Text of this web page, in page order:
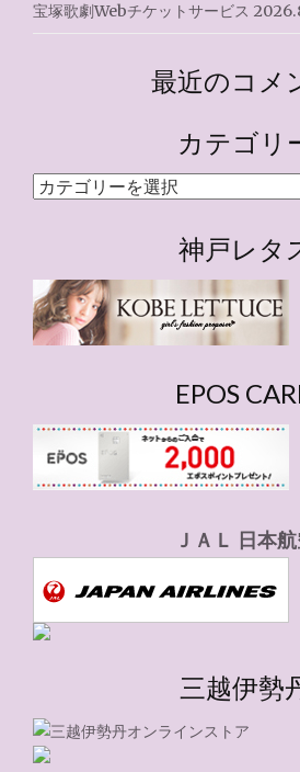
宝塚歌劇Webチケットサービス
最近のコメ
カテゴリ
カ
ー
神戸レタ
EPOS
ＪＡＬ 日本
三越伊勢